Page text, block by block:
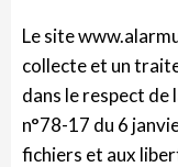
Le site
collecte et un
dans le respect
n°78-17 du 6
fichiers et aux